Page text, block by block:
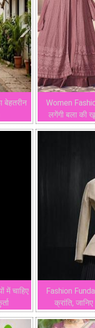
बेहतरीन
Women
लगेंगी बला की
में चाहिए
Fashion
क्रांति,